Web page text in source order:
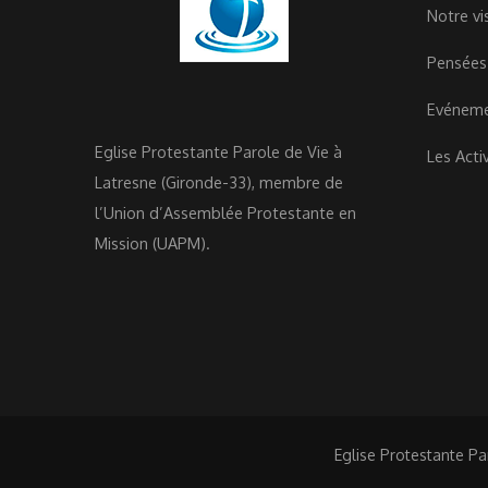
Eglise Protestante Parole de Vie à
Latresne (Gironde-33), membre de
l’Union d’Assemblée Protestante en
Mission (UAPM).
Notre
Les
Eglise Protestante